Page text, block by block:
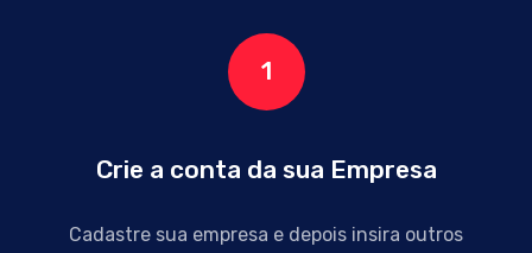
1
Crie a conta da sua Empresa
Cadastre sua empresa e depois insira outros